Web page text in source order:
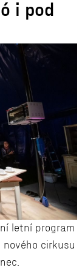
i pod
letní program
cirkusu